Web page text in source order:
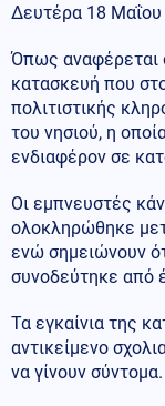
Δευτέρα 18 Μαΐου
Όπως αναφέρεται
κατασκευή που
πολιτιστικής
του νησιού, η
ενδιαφέρον σε
Οι εμπνευστές
ολοκληρώθηκε
ενώ σημειώνουν
συνοδεύτηκε από
Τα εγκαίνια της
αντικείμενο
να γίνουν σύντομα.